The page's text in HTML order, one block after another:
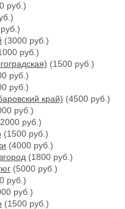
руб.)
(3000 руб.)
руб.)
(1500 руб.)
руб.)
руб.)
край) (4500 руб.)
руб.)
руб.)
(1500 руб.)
(4000 руб.)
(1800 руб.)
(5000 руб.)
руб.)
руб.)
(1500 руб.)